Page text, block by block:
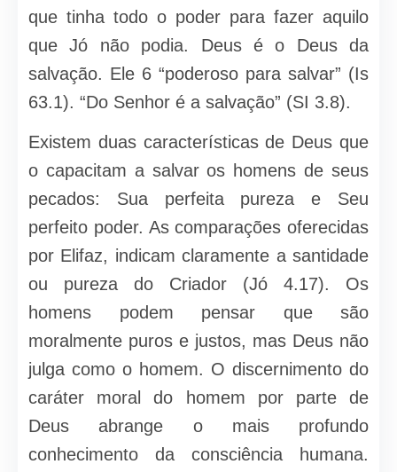
que tinha todo o poder para fazer aquilo
que Jó não podia. Deus é o Deus da
salvação. Ele 6 “poderoso para salvar” (Is
63.1). “Do Senhor é a salvação” (SI 3.8).
Existem duas características de Deus que
o capacitam a salvar os homens de seus
pecados: Sua perfeita pureza e Seu
perfeito poder. As comparações oferecidas
por Elifaz, indicam claramente a santidade
ou pureza do Criador (Jó 4.17). Os
homens podem pensar que são
moralmente puros e justos, mas Deus não
julga como o homem. O discernimento do
caráter moral do homem por parte de
Deus abrange o mais profundo
conhecimento da consciência humana.